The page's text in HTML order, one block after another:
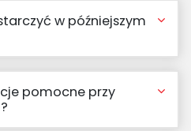
w późniejszym
pomocne przy